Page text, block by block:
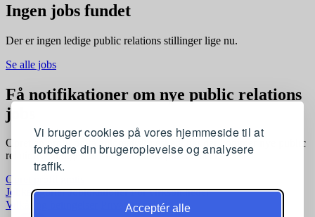
Vi bruger cookies på vores hjemmeside til at
forbedre din brugeroplevelse og analysere
traffik.
Acceptér alle
Ingen jobs fundet
Der er ingen ledige public relations stillinger lige nu.
Se alle jobs
Få notifikationer om nye public relations
jobs
Opret en profil og få automatisk besked, når der kommer nye public
relations stillinger, der matcher dine præferencer
Opret profil gratis
Jobkategorier Joblokationer For virksomheder
Vilkår og betingelser
Privatlivspolitik